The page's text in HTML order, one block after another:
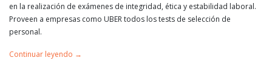
en la realización de exámenes de integridad, ética y estabilidad laboral.
Proveen a empresas como UBER todos los tests de selección de
personal.
Continuar leyendo →